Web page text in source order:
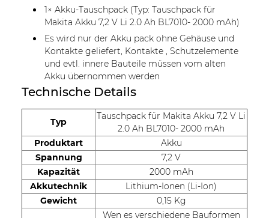
1× Akku-Tauschpack (Typ: Tauschpack für
Makita Akku 7,2 V Li 2.0 Ah BL7010- 2000 mAh)
Es wird nur der Akku pack ohne Gehäuse und
Kontakte geliefert, Kontakte , Schutzelemente
und evtl. innere Bauteile müssen vom alten
Akku übernommen werden
Technische Details
Typ
Tauschpack für Makita Akku 7,2 V Li
2.0 Ah BL7010- 2000 mAh
Produktart
Akku
Spannung
7,2 V
Kapazität
2000 mAh
Akkutechnik
Lithium-Ionen (Li-Ion)
Gewicht
0,15 Kg
Wen es verschiedene Bauformen